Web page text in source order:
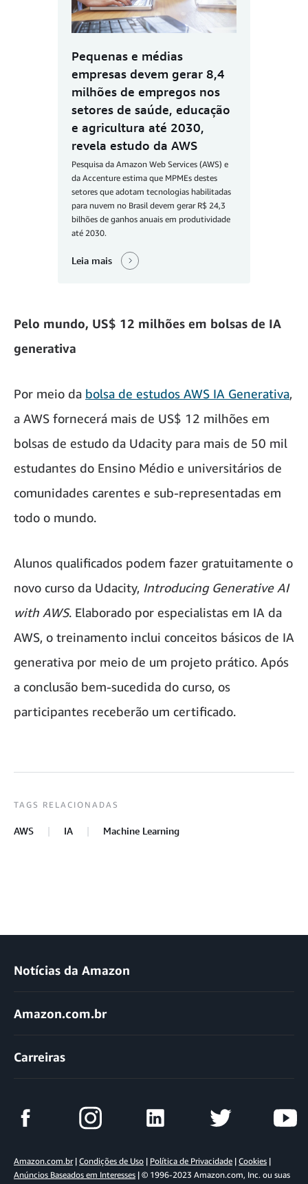
Pequenas e médias
empresas devem gerar 8,4
milhões de empregos nos
setores de saúde, educação
e agricultura até 2030,
revela estudo da AWS
Pesquisa da Amazon Web Services (AWS) e
da Accenture estima que MPMEs destes
setores que adotam tecnologias habilitadas
para nuvem no Brasil devem gerar R$ 24,3
bilhões de ganhos anuais em produtividade
até 2030.
Leia mais
Pelo mundo, US$ 12 milhões em bolsas de IA
generativa
Por meio da bolsa de estudos AWS IA Generativa,
a AWS fornecerá mais de US$ 12 milhões em
bolsas de estudo da Udacity para mais de 50 mil
estudantes do Ensino Médio e universitários de
comunidades carentes e sub-representadas em
todo o mundo.
Alunos qualificados podem fazer gratuitamente o
novo curso da Udacity, Introducing Generative AI
with AWS. Elaborado por especialistas em IA da
AWS, o treinamento inclui conceitos básicos de IA
generativa por meio de um projeto prático. Após
a conclusão bem-sucedida do curso, os
participantes receberão um certificado.
TAGS RELACIONADAS
AWS IA Machine Learning
Notícias da Amazon
Amazon.com.br
Carreiras
Amazon.com.br| Condições de Uso | Política de Privacidade | Cookies |
Anúncios Baseados em Interesses | © 1996-2023 Amazon.com, Inc. ou suas